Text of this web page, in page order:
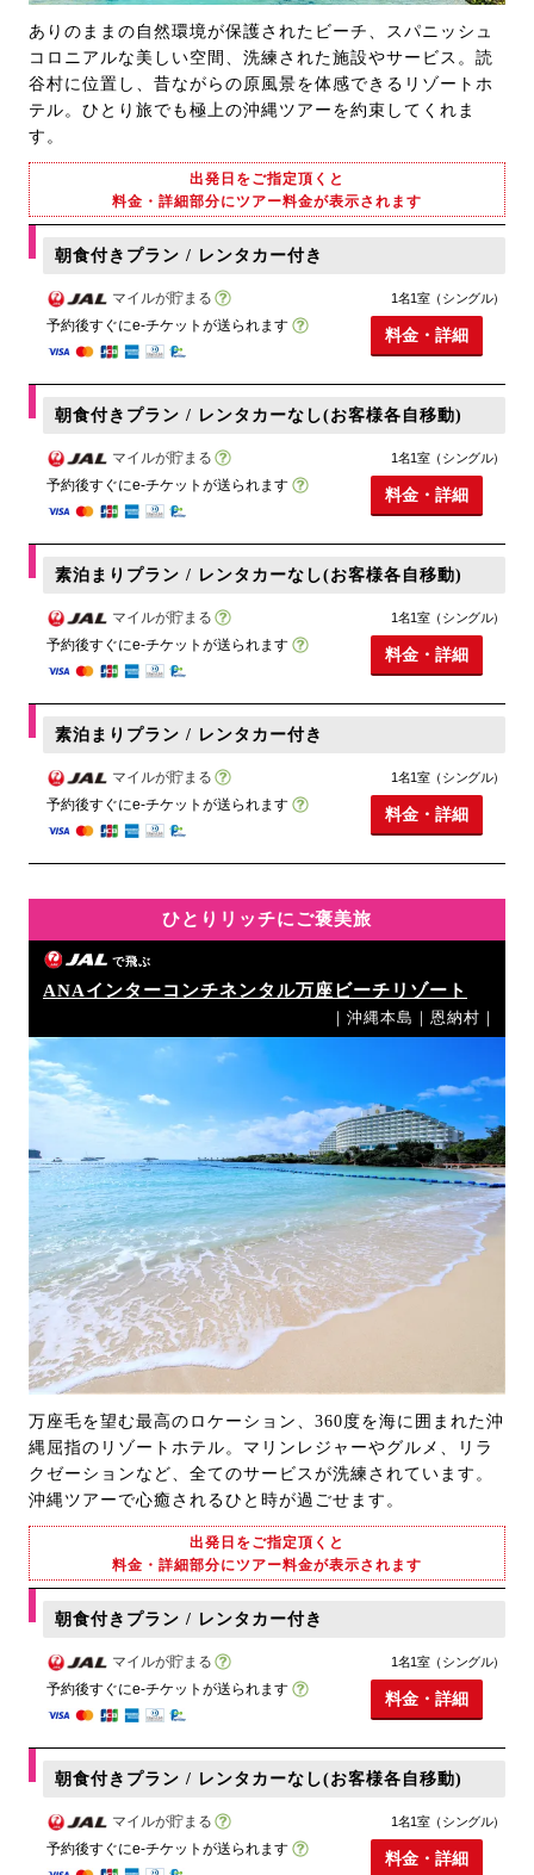
ありのままの自然環境が保護されたビーチ、スパニッシュ
コロニアルな美しい空間、洗練された施設やサービス。読
谷村に位置し、昔ながらの原風景を体感できるリゾートホ
テル。ひとり旅でも極上の沖縄ツアーを約束してくれま
す。
出発日をご指定頂くと
料金・詳細部分にツアー料金が表示されます
朝食付きプラン / レンタカー付き
マイルが貯まる
予約後すぐにe-チケットが送られます
1名1室（シングル）
料金・詳細
朝食付きプラン / レンタカーなし(お客様各自移動)
マイルが貯まる
予約後すぐにe-チケットが送られます
1名1室（シングル）
料金・詳細
素泊まりプラン / レンタカーなし(お客様各自移動)
マイルが貯まる
予約後すぐにe-チケットが送られます
1名1室（シングル）
料金・詳細
素泊まりプラン / レンタカー付き
マイルが貯まる
予約後すぐにe-チケットが送られます
1名1室（シングル）
料金・詳細
ひとりリッチにご褒美旅
で飛ぶ
ANAインターコンチネンタル万座ビーチリゾート
｜沖縄本島｜恩納村｜
万座毛を望む最高のロケーション、360度を海に囲まれた沖
縄屈指のリゾートホテル。マリンレジャーやグルメ、リラ
クゼーションなど、全てのサービスが洗練されています。
沖縄ツアーで心癒されるひと時が過ごせます。
出発日をご指定頂くと
料金・詳細部分にツアー料金が表示されます
朝食付きプラン / レンタカー付き
マイルが貯まる
予約後すぐにe-チケットが送られます
1名1室（シングル）
料金・詳細
朝食付きプラン / レンタカーなし(お客様各自移動)
マイルが貯まる
予約後すぐにe-チケットが送られます
1名1室（シングル）
料金・詳細